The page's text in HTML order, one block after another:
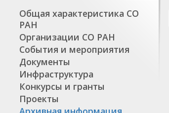
Общая характеристика СО
РАН
Организации СО РАН
События и мероприятия
Документы
Инфраструктура
Конкурсы и гранты
Проекты